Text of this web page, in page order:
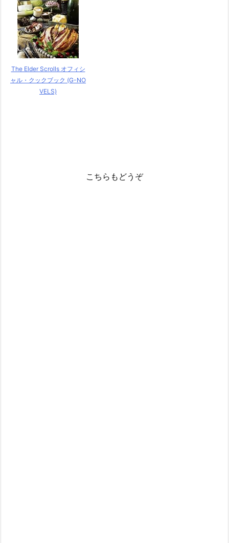
The Elder Scrolls オフィシ
ャル・クックブック (G-NO
VELS)
こちらもどうぞ